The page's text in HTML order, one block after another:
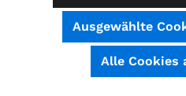
Kilogramm )
Verkaufspreis:
Regulärer Preis:
Ausgewählte
Alle Cookies
SEHR GUT (4.74 / 5)
Bewertungen bei:
Informationen zur Echtheit der